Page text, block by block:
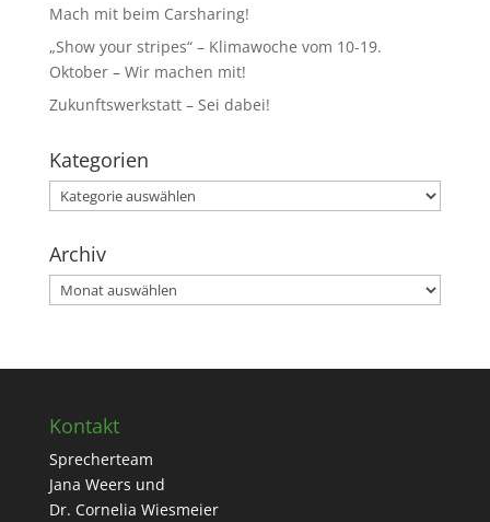
Mach mit beim Carsharing!
„Show your stripes“ – Klimawoche vom 10-19.
Oktober – Wir machen mit!
Zukunftswerkstatt – Sei dabei!
Kategorien
Kategorien
Archiv
Archiv
Kontakt
Sprecherteam
Jana Weers und
Dr. Cornelia Wiesmeier